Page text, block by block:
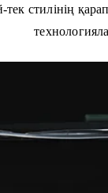
стилінің